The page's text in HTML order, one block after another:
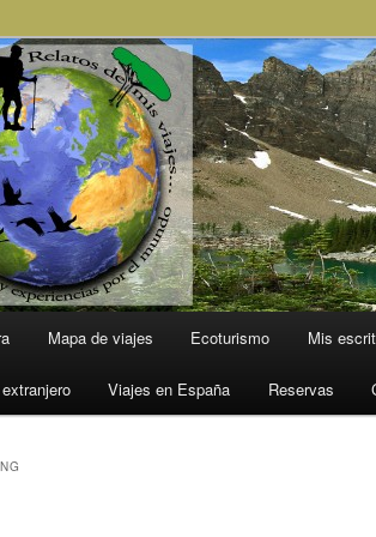
Mapa de viajes Ecoturismo Mis
Viajes en España Reservas